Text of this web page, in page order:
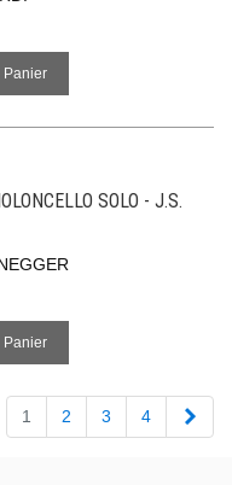
Panier
SOLO - J.S.
Panier
1 2 3 4